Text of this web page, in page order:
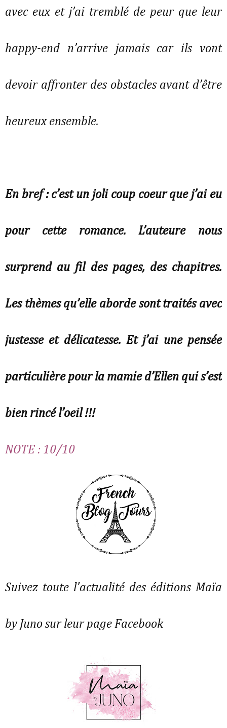
avec eux et j’ai tremblé de peur que leur
happy-end n’arrive jamais car ils vont
devoir affronter des obstacles avant d’être
heureux ensemble.
En bref : c’est un joli coup coeur que j’ai eu
pour cette romance. L’auteure nous
surprend au fil des pages, des chapitres.
Les thèmes qu’elle aborde sont traités avec
justesse et délicatesse. Et j’ai une pensée
particulière pour la mamie d’Ellen qui s’est
bien rincé l’oeil !!!
NOTE : 10/10
Suivez toute l'actualité des éditions Maïa
by Juno sur leur page Facebook